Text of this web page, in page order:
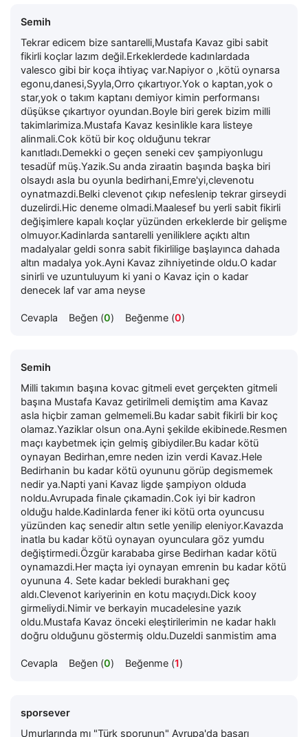
Semih
Tekrar edicem bize santarelli,Mustafa Kavaz gibi sabit
fikirli koçlar lazım değil.Erkeklerdede kadınlardada
valesco gibi bir koça ihtiyaç var.Napiyor o ,kötü oynarsa
egonu,danesi,Syyla,Orro çıkartıyor.Yok o kaptan,yok o
star,yok o takım kaptanı demiyor kimin performansı
düşükse çıkartıyor oyundan.Boyle biri gerek bizim milli
takimlarimiza.Mustafa Kavaz kesinlikle kara listeye
alinmali.Cok kötü bir koç olduğunu tekrar
kanıtladı.Demekki o geçen seneki cev şampiyonlugu
tesadüf müş.Yazik.Su anda ziraatin başında başka biri
olsaydı asla bu oyunla bedirhani,Emre'yi,clevenotu
oynatmazdi.Belki clevenot çıkıp nefeslenip tekrar girseydi
duzelirdi.Hic deneme olmadi.Maalesef bu yerli sabit fikirli
değişimlere kapalı koçlar yüzünden erkeklerde bir gelişme
olmuyor.Kadinlarda santarelli yeniliklere açıktı altın
madalyalar geldi sonra sabit fikirlilige başlayınca dahada
altın madalya yok.Ayni Kavaz zihniyetinde oldu.O kadar
sinirli ve uzuntuluyum ki yani o Kavaz için o kadar
denecek laf var ama neyse
Cevapla Beğen (0) Beğenme (0)
Semih
Milli takımın başına kovac gitmeli evet gerçekten gitmeli
başına Mustafa Kavaz getirilmeli demiştim ama Kavaz
asla hiçbir zaman gelmemeli.Bu kadar sabit fikirli bir koç
olamaz.Yaziklar olsun ona.Ayni şekilde ekibinede.Resmen
maçı kaybetmek için gelmiş gibiydiler.Bu kadar kötü
oynayan Bedirhan,emre neden izin verdi Kavaz.Hele
Bedirhanin bu kadar kötü oyununu görüp degismemek
nedir ya.Napti yani Kavaz ligde şampiyon olduda
noldu.Avrupada finale çıkamadin.Cok iyi bir kadron
olduğu halde.Kadinlarda fener iki kötü orta oyuncusu
yüzünden kaç senedir altın setle yenilip eleniyor.Kavazda
inatla bu kadar kötü oynayan oyunculara göz yumdu
değiştirmedi.Özgür karababa girse Bedirhan kadar kötü
oynamazdi.Her maçta iyi oynayan emrenin bu kadar kötü
oyununa 4. Sete kadar bekledi burakhani geç
aldı.Clevenot kariyerinin en kotu maçıydı.Dick kooy
girmeliydi.Nimir ve berkayin mucadelesine yazık
oldu.Mustafa Kavaz önceki eleştirilerimin ne kadar haklı
doğru olduğunu göstermiş oldu.Duzeldi sanmistim ama
Cevapla Beğen (0) Beğenme (1)
sporsever
Umurlarında mı "Türk sporunun" Avrupa'da başarı